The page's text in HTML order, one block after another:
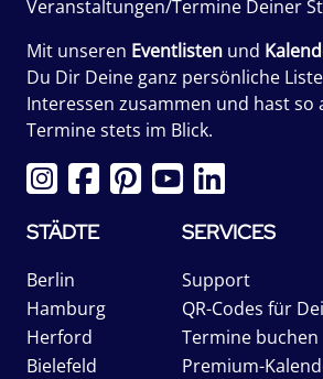
Veranstaltungen/Termine Deiner
Mit unseren Eventlisten und
Du Dir Deine ganz persönliche
Interessen zusammen und hast so
Termine stets im Blick.
STÄDTE
Berlin
Hamburg
Herford
Bielefeld
SERVICES
Support
QR-Codes für
Termine buchen
Premium-